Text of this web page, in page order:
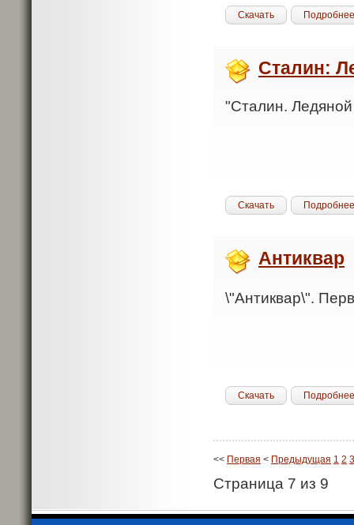
Скачать Подробнее
Сталин:
"Сталин. Ледяной
Скачать Подробнее
Антиквар
\"Антиквар\".
Скачать Подробнее
<< Первая < Предыдущая 1 2 3
Страница 7 из 9